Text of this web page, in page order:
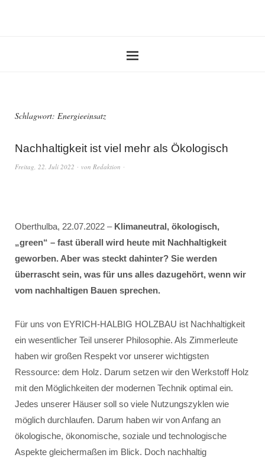
Schlagwort: Energieeinsatz
Nachhaltigkeit ist viel mehr als Ökologisch
Freitag, 22. Juli 2022 von Redaktion
Oberthulba, 22.07.2022 – Klimaneutral, ökologisch,
„green“ – fast überall wird heute mit Nachhaltigkeit
geworben. Aber was steckt dahinter? Sie werden
überrascht sein, was für uns alles dazugehört, wenn wir
vom nachhaltigen Bauen sprechen.
Für uns von EYRICH-HALBIG HOLZBAU ist Nachhaltigkeit
ein wesentlicher Teil unserer Philosophie. Als Zimmerleute
haben wir großen Respekt vor unserer wichtigsten
Ressource: dem Holz. Darum setzen wir den Werkstoff Holz
mit den Möglichkeiten der modernen Technik optimal ein.
Jedes unserer Häuser soll so viele Nutzungszyklen wie
möglich durchlaufen. Darum haben wir von Anfang an
ökologische, ökonomische, soziale und technologische
Aspekte gleichermaßen im Blick. Doch nachhaltig